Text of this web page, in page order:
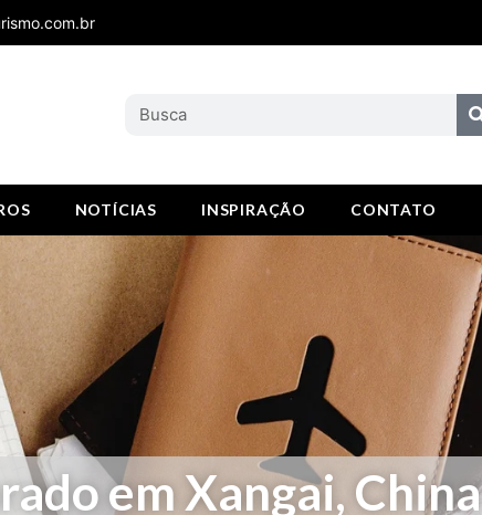
NOTÍCIAS INSPIRAÇÃO CONTATO
em Xangai, China